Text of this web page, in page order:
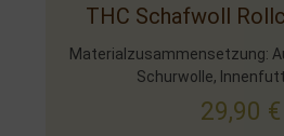
THC Schafwoll
Materialzusammensetzung:
Schurwolle,
29,90 €